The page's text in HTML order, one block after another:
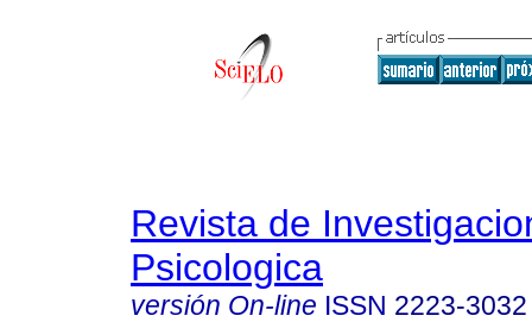
Revista de
Psicologica
versión On-line ISSN 2223-3032